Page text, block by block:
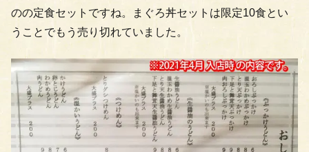
のの定食セットですね。まぐろ丼セットは限定10食とい
うことでもう売り切れていました。